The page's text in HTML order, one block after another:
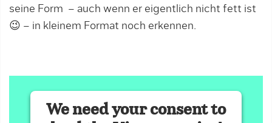
seine Form – auch wenn er eigentlich nicht fett ist
😉 – in kleinem Format noch erkennen.
We need your consent to